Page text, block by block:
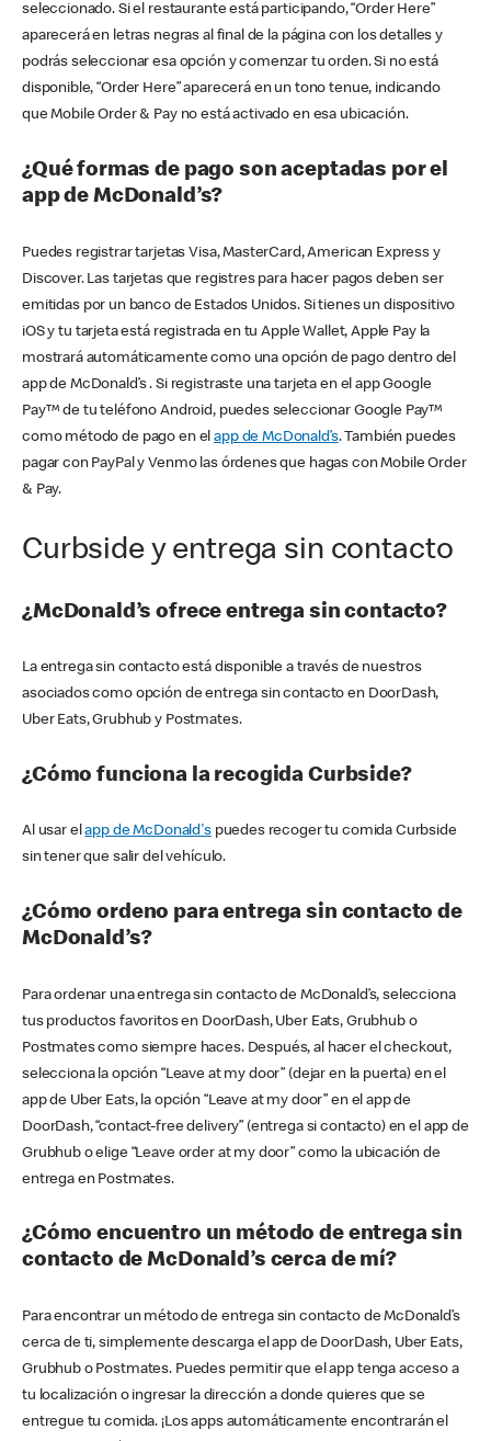
seleccionado. Si el restaurante está participando, “Order Here”
aparecerá en letras negras al final de la página con los detalles y
podrás seleccionar esa opción y comenzar tu orden. Si no está
disponible, “Order Here” aparecerá en un tono tenue, indicando
que Mobile Order & Pay no está activado en esa ubicación.
¿Qué formas de pago son aceptadas por el
app de McDonald’s?
Puedes registrar tarjetas Visa, MasterCard, American Express y
Discover. Las tarjetas que registres para hacer pagos deben ser
emitidas por un banco de Estados Unidos. Si tienes un dispositivo
iOS y tu tarjeta está registrada en tu Apple Wallet, Apple Pay la
mostrará automáticamente como una opción de pago dentro del
app de McDonald’s . Si registraste una tarjeta en el app Google
Pay™ de tu teléfono Android, puedes seleccionar Google Pay™
como método de pago en elapp de McDonald’s. También puedes
pagar con PayPal y Venmo las órdenes que hagas con Mobile Order
& Pay.
Curbside y entrega sin contacto
¿McDonald’s ofrece entrega sin contacto?
La entrega sin contacto está disponible a través de nuestros
asociados como opción de entrega sin contacto en DoorDash,
Uber Eats, Grubhub y Postmates.
¿Cómo funciona la recogida Curbside?
Al usar elapp de McDonald'spuedes recoger tu comida Curbside
sin tener que salir del vehículo.
¿Cómo ordeno para entrega sin contacto de
McDonald’s?
Para ordenar una entrega sin contacto de McDonald’s, selecciona
tus productos favoritos en DoorDash, Uber Eats, Grubhub o
Postmates como siempre haces. Después, al hacer el checkout,
selecciona la opción “Leave at my door” (dejar en la puerta) en el
app de Uber Eats, la opción “Leave at my door” en el app de
DoorDash, “contact-free delivery” (entrega si contacto) en el app de
Grubhub o elige “Leave order at my door” como la ubicación de
entrega en Postmates.
¿Cómo encuentro un método de entrega sin
contacto de McDonald’s cerca de mí?
Para encontrar un método de entrega sin contacto de McDonald’s
cerca de ti, simplemente descarga el app de DoorDash, Uber Eats,
Grubhub o Postmates. Puedes permitir que el app tenga acceso a
tu localización o ingresar la dirección a donde quieres que se
entregue tu comida. ¡Los apps automáticamente encontrarán el